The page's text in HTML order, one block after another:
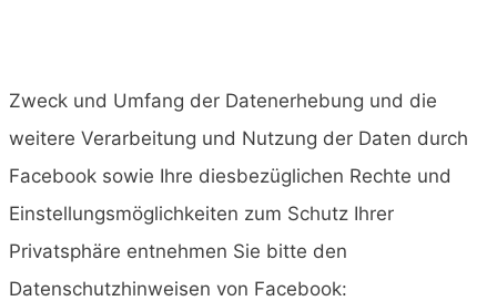
Zweck und Umfang der Datenerhebung und die
weitere Verarbeitung und Nutzung der Daten durch
Facebook sowie Ihre diesbezüglichen Rechte und
Einstellungsmöglichkeiten zum Schutz Ihrer
Privatsphäre entnehmen Sie bitte den
Datenschutzhinweisen von Facebook: